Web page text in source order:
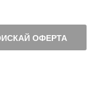
ОФЕРТА